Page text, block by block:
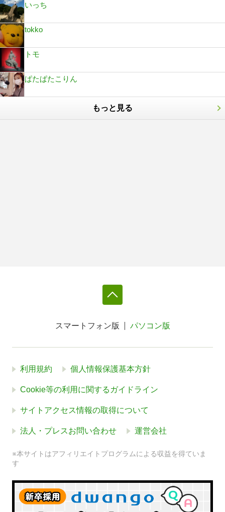
いっち
tokko
トモ
ぱたぱたこりん
もっと見る
スマートフォン版 パソコン版
利用規約 個人情報保護基本方針
Cookie等の利用に関するガイドライン
サイトアクセス情報の取得について
法人・プレスお問い合わせ 運営会社
※本サイトはアフィリエイトプログラムによる収益を得ていま
す